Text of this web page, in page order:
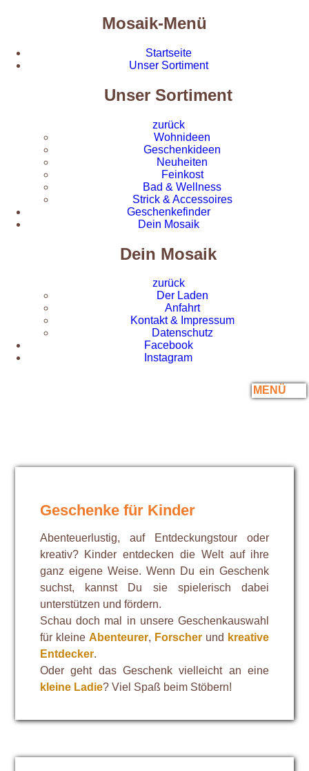
Mosaik-Menü
Startseite
Unser Sortiment
Unser Sortiment
zurück
Wohnideen
Geschenkideen
Neuheiten
Feinkost
Bad & Wellness
Strick & Accessoires
Geschenkefinder
Dein Mosaik
Dein Mosaik
zurück
Der Laden
Anfahrt
Kontakt & Impressum
Datenschutz
Facebook
Instagram
MENÜ
Geschenke für Kinder
Abenteuerlustig, auf Entdeckungstour oder
kreativ? Kinder entdecken die Welt auf ihre
ganz eigene Weise. Wenn Du ein Geschenk
suchst, kannst Du sie spielerisch dabei
unterstützen und fördern.
Schau doch mal in unsere Geschenkauswahl
für kleine Abenteurer, Forscher und kreative
Entdecker.
Oder geht das Geschenk vielleicht an eine
kleine Ladie? Viel Spaß beim Stöbern!